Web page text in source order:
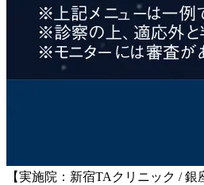
【実施院：新宿TAクリニック /